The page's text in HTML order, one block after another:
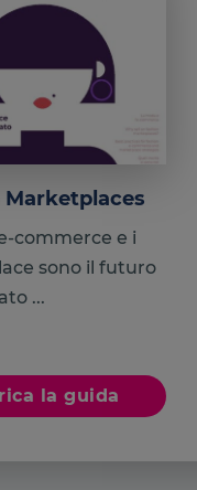
Marketplaces
commerce e i
sono il futuro
...
la guida